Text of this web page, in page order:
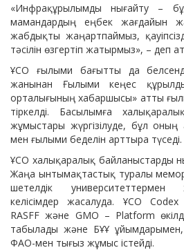
«Инфрақұрылымды нығайту –
мамандардың еңбек жағдайын
жабдықты жаңартпаймыз,
тәсілін өзгертіп жатырмыз», – деп
ҰСО ғылыми бағытты да
жанынан Ғылыми кеңес
орталығының хабаршысы» атты
тіркелді. Басылымға
жұмыстары жүргізілуде, бұл оның
мен ғылыми беделін арттыра түседі.
ҰСО халықаралық байланыстарды
Жаңа ынтымақтастық туралы
шетелдік университеттермен
келісімдер жасалуда. ҰСО
RASFF және GMO – Platform
табылады және БҰҰ
ФАО-мен тығыз жұмыс істейді.